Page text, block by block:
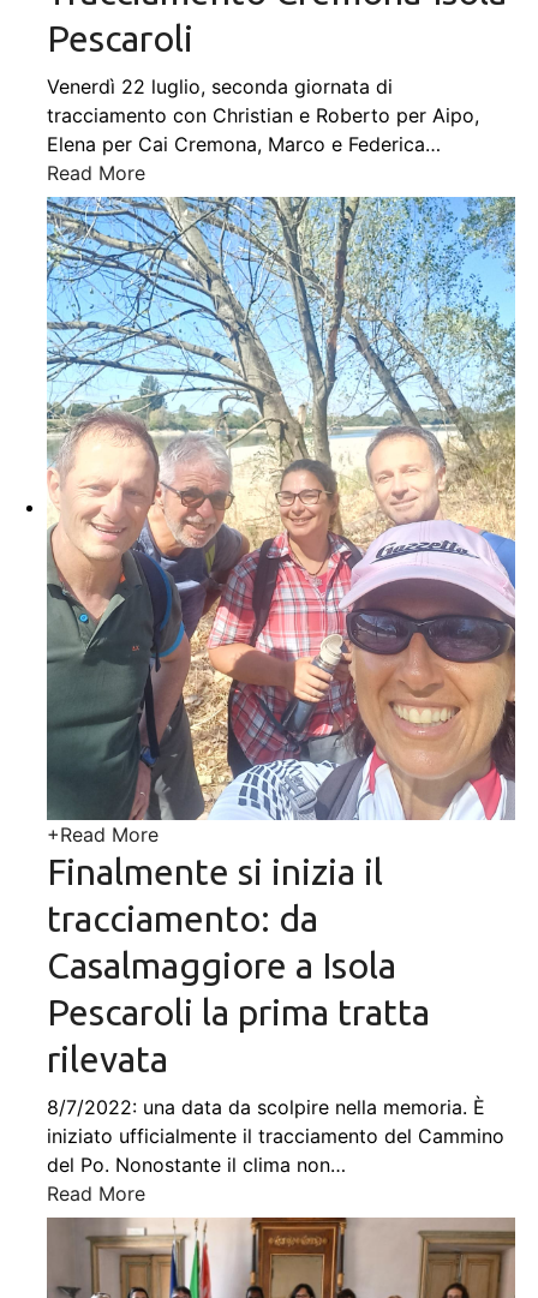
Pescaroli
Venerdì 22 luglio, seconda giornata di
tracciamento con Christian e Roberto per Aipo,
Elena per Cai Cremona, Marco e Federica…
Read More
+Read More
Finalmente si inizia il
tracciamento: da
Casalmaggiore a Isola
Pescaroli la prima tratta
rilevata
8/7/2022: una data da scolpire nella memoria. È
iniziato ufficialmente il tracciamento del Cammino
del Po. Nonostante il clima non…
Read More